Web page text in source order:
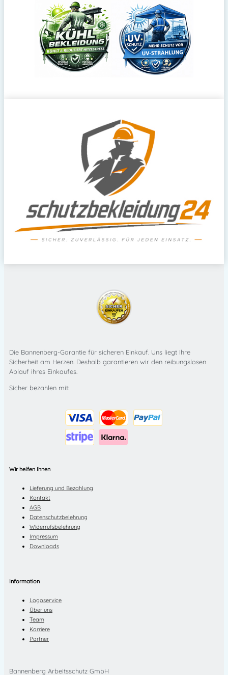
Die Bannenberg-Garantie für sicheren Einkauf. Uns liegt Ihre
Sicherheit am Herzen. Deshalb garantieren wir den reibungslosen
Ablauf ihres Einkaufes.
Sicher bezahlen mit:
Wir helfen Ihnen
Lieferung und Bezahlung
Kontakt
AGB
Datenschutzbelehrung
Widerrufsbelehrung
Impressum
Downloads
Information
Logoservice
Über uns
Team
Karriere
Partner
Bannenberg Arbeitsschutz GmbH